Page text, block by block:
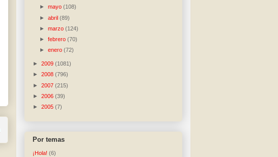
►mayo(108)
►abril(89)
►marzo(124)
►febrero(70)
►enero(72)
► 2009 (1081)
► 2008 (796)
► 2007 (215)
► 2006 (39)
► 2005 (7)
Por temas
¡Hola! (6)